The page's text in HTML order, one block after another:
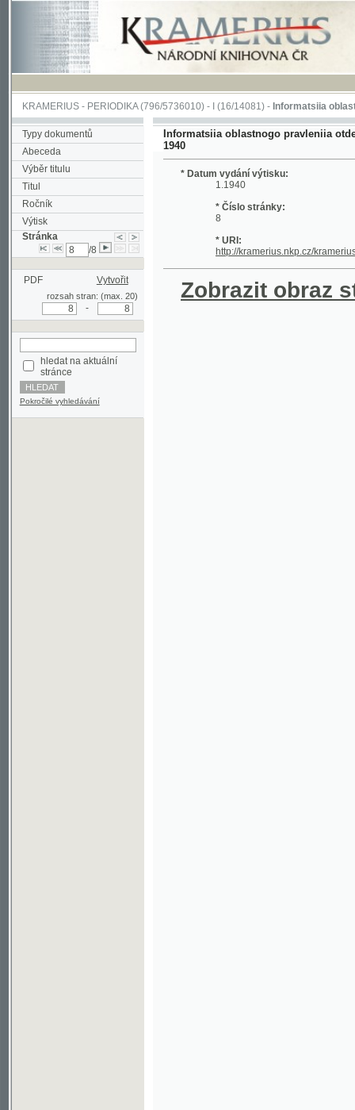
KRAMERIUS-PERIODIKA(796/5736010) -I(16/14081) -Informatsiia oblastnogo
Typy dokumentů
Abeceda
Výběr titulu
Titul
Ročník
Výtisk
Stránka
PDF Vytvořit
rozsah stran: (max. 20)
stránce
Pokročilé vyhledávání
Informatsiia oblastnogo pravleniia otdela
1940
* Datum vydání výtisku:
* Číslo stránky:
* URI:
Zobrazit obraz